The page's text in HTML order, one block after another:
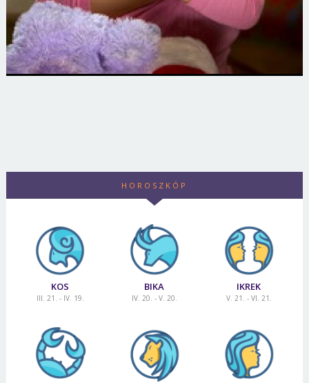
HOROSZKÓP
KOS
III. 21. - IV. 19.
BIKA
IV. 20. - V. 20.
IKREK
V. 21. - VI. 21.